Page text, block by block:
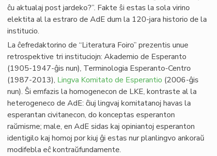
ĉu aktualaj post jardeko?”. Fakte ŝi estas la sola virino
elektita al la estraro de AdE dum la 120-jara historio de la
institucio.
La ĉefredaktorino de “Literatura Foiro” prezentis unue
retrospektive tri instituciojn: Akademio de Esperanto
(1905-1947-ĝis nun), Terminologia Esperanto-Centro
(1987-2013), Lingva Komitato de Esperantio (2006-ĝis
nun). Ŝi emfazis la homogenecon de LKE, kontraste al la
heterogeneco de AdE: ĉiuj lingvaj komitatanoj havas la
esperantan civitanecon, do konceptas esperanton
raŭmisme; male, en AdE sidas kaj opiniantoj esperanton
identigilo kaj homoj por kiuj ĝi estas nur planlingvo ankoraŭ
modifebla eĉ kontraŭfundamente.